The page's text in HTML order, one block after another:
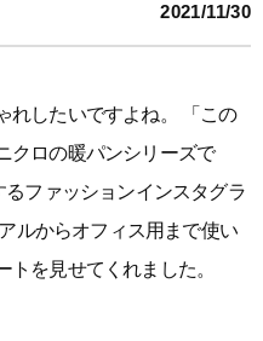
2021/11/30
れしたいですよね。 「この
クロの暖パンシリーズで
ファッションインスタグラ
ルからオフィス用まで使い
を見せてくれました。